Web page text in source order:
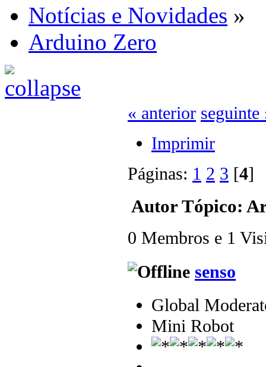
Notícias e Novidades »
Arduino Zero
« anterior seguinte
Imprimir
Páginas: 1 2 3 [4
AutorTópico:
0 Membros e 1
senso
Global
Mini Robot